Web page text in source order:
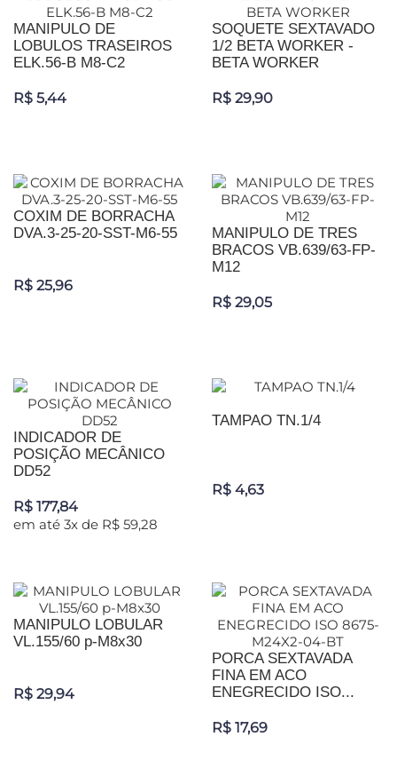
MANIPULO DE
LOBULOS TRASEIROS
ELK.56-B M8-C2
R$ 5,44
SOQUETE SEXTAVADO
1/2 BETA WORKER -
BETA WORKER
R$ 29,90
COXIM DE BORRACHA
DVA.3-25-20-SST-M6-55
R$ 25,96
MANIPULO DE TRES
BRACOS VB.639/63-FP-
M12
R$ 29,05
INDICADOR DE
POSIÇÃO MECÂNICO
DD52
R$ 177,84
em até 3x de R$ 59,28
TAMPAO TN.1/4
R$ 4,63
MANIPULO LOBULAR
VL.155/60 p-M8x30
R$ 29,94
PORCA SEXTAVADA
FINA EM ACO
ENEGRECIDO ISO...
R$ 17,69